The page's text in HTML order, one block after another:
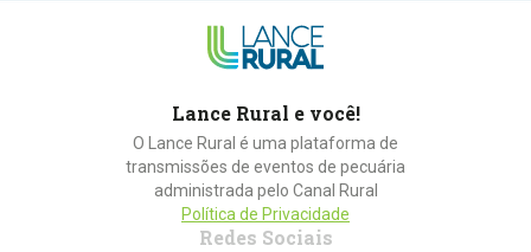
Lance Rural e você!
O Lance Rural é uma plataforma de
transmissões de eventos de pecuária
administrada pelo Canal Rural
Política de Privacidade
Redes Sociais